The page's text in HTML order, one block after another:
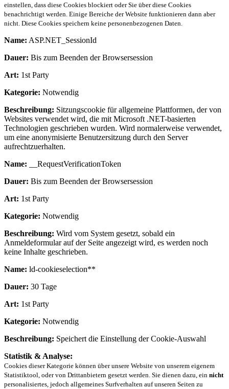
einstellen, dass diese Cookies blockiert oder Sie über diese Cookies
benachrichtigt werden. Einige Bereiche der Website funktionieren dann aber
nicht. Diese Cookies speichern keine personenbezogenen Daten.
Name: ASP.NET_SessionId
Dauer: Bis zum Beenden der Browsersession
Art: 1st Party
Kategorie: Notwendig
Beschreibung: Sitzungscookie für allgemeine Plattformen, der von
Websites verwendet wird, die mit Microsoft .NET-basierten
Technologien geschrieben wurden. Wird normalerweise verwendet,
um eine anonymisierte Benutzersitzung durch den Server
aufrechtzuerhalten.
Name: __RequestVerificationToken
Dauer: Bis zum Beenden der Browsersession
Art: 1st Party
Kategorie: Notwendig
Beschreibung: Wird vom System gesetzt, sobald ein
Anmeldeformular auf der Seite angezeigt wird, es werden noch
keine Inhalte geschrieben.
Name: ld-cookieselection**
Dauer: 30 Tage
Art: 1st Party
Kategorie: Notwendig
Beschreibung: Speichert die Einstellung der Cookie-Auswahl
Statistik & Analyse:
Cookies dieser Kategorie können über unsere Website von unserem eigenem
Statistiktool, oder von Drittanbietern gesetzt werden. Sie dienen dazu, ein nicht
personalisiertes, jedoch allgemeines Surfverhalten auf unseren Seiten zu